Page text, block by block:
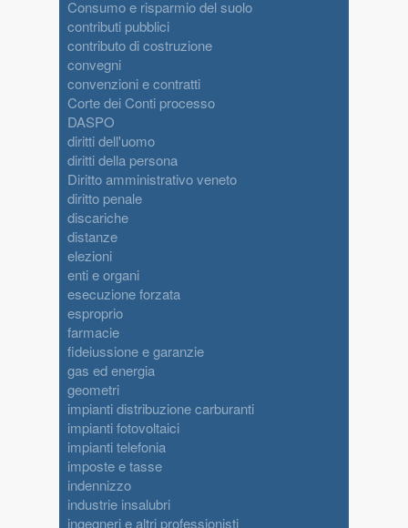
Consumo e risparmio del suolo
contributi pubblici
contributo di costruzione
convegni
convenzioni e contratti
Corte dei Conti processo
DASPO
diritti dell'uomo
diritti della persona
Diritto amministrativo veneto
diritto penale
discariche
distanze
elezioni
enti e organi
esecuzione forzata
esproprio
farmacie
fideiussione e garanzie
gas ed energia
geometri
impianti distribuzione carburanti
impianti fotovoltaici
impianti telefonia
imposte e tasse
indennizzo
industrie insalubri
ingegneri e altri professionisti